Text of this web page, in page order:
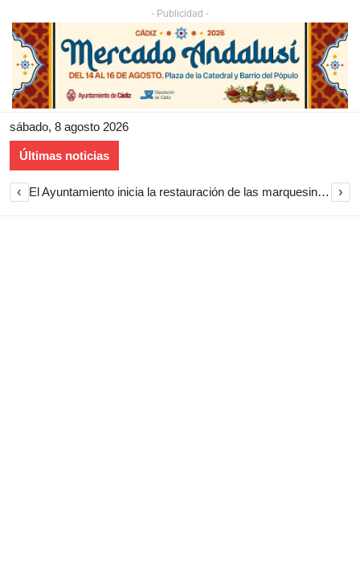
- Publicidad -
sábado, 8 agosto 2026
Últimas noticias
‹ El Ayuntamiento inicia la restauración de las marquesinas de Plaza Esteve para volver a instalarlas en el centro de Jerez ›